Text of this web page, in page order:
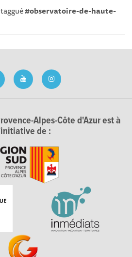
#observatoire-de-haute-
Alpes-Côte d'Azur est à
de :